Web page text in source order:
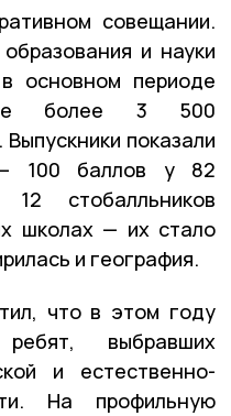
совещании.
и науки
основном периоде
более 3 500
показали
— 100 баллов у 82
стобалльников
школах — их стало
и география.
что в этом году
выбравших
и естественно-
На профильную